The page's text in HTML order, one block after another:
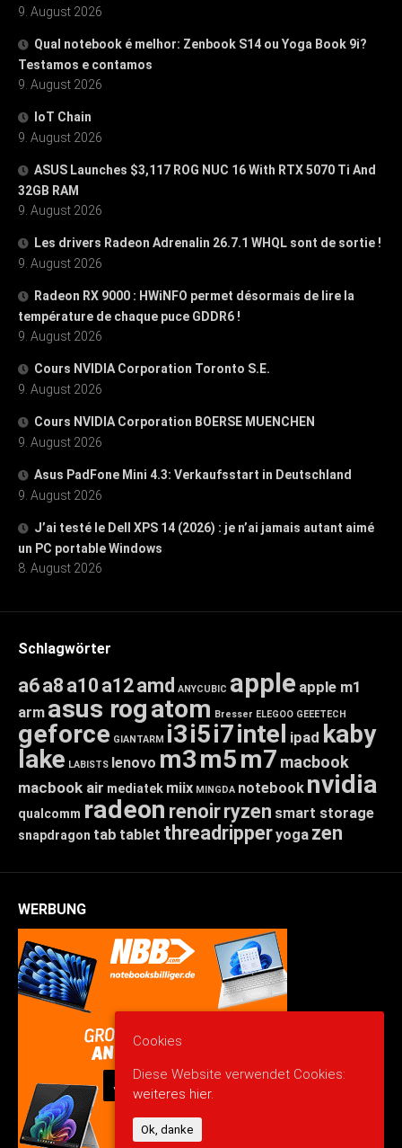
9. August 2026
Qual notebook é melhor: Zenbook S14 ou Yoga Book 9i?
Testamos e contamos
9. August 2026
IoT Chain
9. August 2026
ASUS Launches $3,117 ROG NUC 16 With RTX 5070 Ti And
32GB RAM
9. August 2026
Les drivers Radeon Adrenalin 26.7.1 WHQL sont de sortie !
9. August 2026
Radeon RX 9000 : HWiNFO permet désormais de lire la
température de chaque puce GDDR6 !
9. August 2026
Cours NVIDIA Corporation Toronto S.E.
9. August 2026
Cours NVIDIA Corporation BOERSE MUENCHEN
9. August 2026
Asus PadFone Mini 4.3: Verkaufsstart in Deutschland
9. August 2026
J’ai testé le Dell XPS 14 (2026) : je n’ai jamais autant aimé
un PC portable Windows
8. August 2026
Schlagwörter
a6a8 a10 a12amd ANYCUBIC apple apple m1
arm asus rogatom Bresser ELEGOO GEEETECH
geforce GIANTARM i3i5i7intel ipad kaby
lake LABISTS lenovo m3m5m7 macbook
macbook air mediatek miix MINGDA notebook nvidia
qualcomm radeon renoirryzen smart storage
snapdragon tab tablet threadripperyoga zen
WERBUNG
Cookies
Diese Website verwendet Cookies:
weiteres hier.
Ok, danke